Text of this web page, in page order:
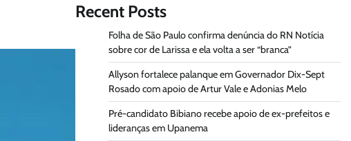
Recent Posts
Folha de São Paulo confirma denúncia do RN Notícia
sobre cor de Larissa e ela volta a ser “branca”
Allyson fortalece palanque em Governador Dix-Sept
Rosado com apoio de Artur Vale e Adonias Melo
Pré-candidato Bibiano recebe apoio de ex-prefeitos e
lideranças em Upanema